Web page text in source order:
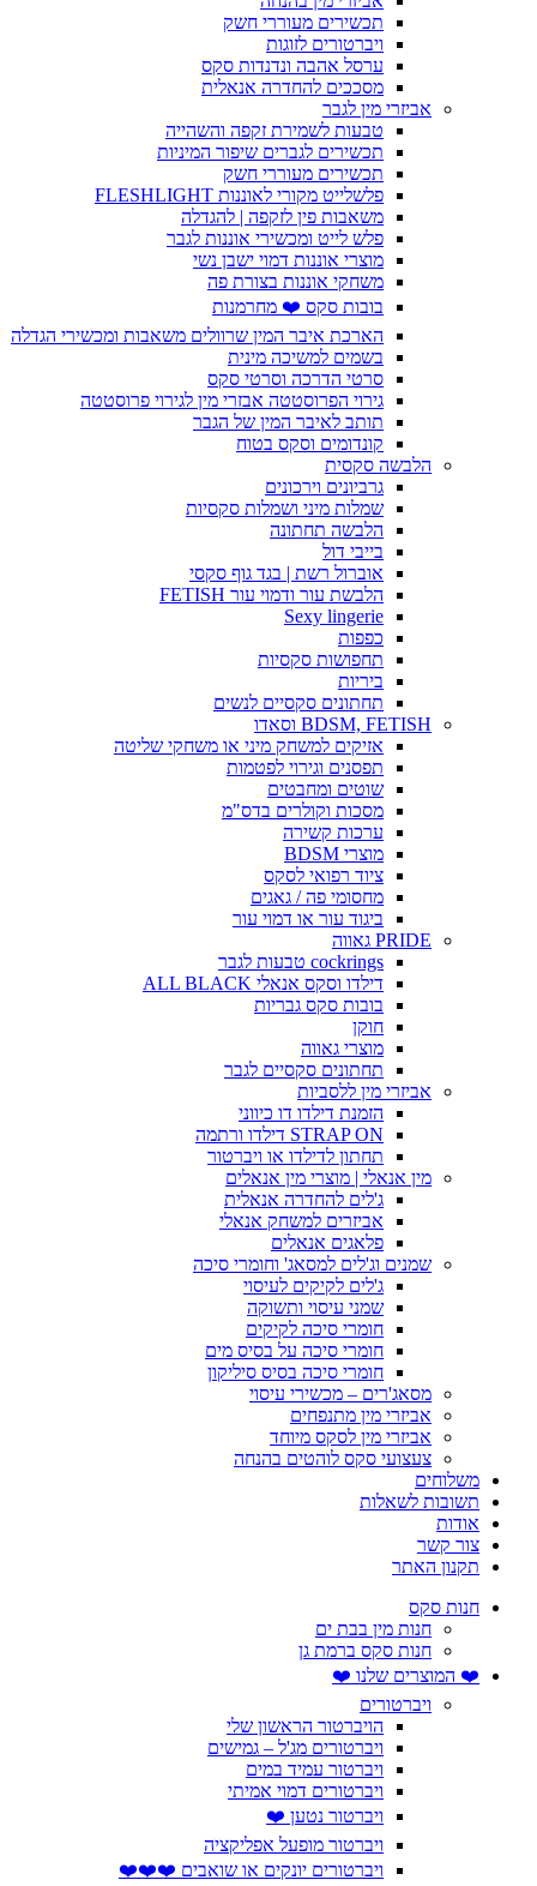
תכשירים מעוררי חשק
ויברטורים לזוגות
ערסל אהבה ונדנדות סקס
מסככים להחדרה אנאלית
אביזרי מין לגבר
טבעות לשמירת זקפה והשהייה
תכשירים לגברים שיפור המיניות
תכשירים מעוררי חשק
פלשלייט מקורי לאוננות FLESHLIGHT
משאבות פין לזקפה | להגדלה
פלש לייט ומכשירי אוננות לגבר
מוצרי אוננות דמוי ישבן נשי
משחקי אוננות בצורת פה
בובות סקס ❤️ מחרמנות
הארכת איבר המין שרוולים משאבות ומכשירי הגדלה
בשמים למשיכה מינית
סרטי הדרכה וסרטי סקס
גירוי הפרוסטטה אבזרי מין לגירוי פרוסטטה
תותב לאיבר המין של הגבר
קונדומים וסקס בטוח
הלבשה סקסית
גרביונים וירכונים
שמלות מיני ושמלות סקסיות
הלבשה תחתונה
בייבי דול
אוברול רשת | בגד גוף סקסי
הלבשת עור ודמוי עור FETISH
Sexy lingerie
כפפות
תחפושות סקסיות
ביריות
תחתונים סקסיים לנשים
BDSM, FETISH וסאדו
אזיקים למשחק מיני או משחקי שליטה
תפסנים וגירוי לפטמות
שוטים ומחבטים
מסכות וקולרים בדס"מ
ערכות קשירה
מוצרי BDSM
ציוד רפואי לסקס
מחסומי פה / גאגים
ביגוד עור או דמוי עור
PRIDE גאווה
cockrings טבעות לגבר
דילדו וסקס אנאלי ALL BLACK
בובות סקס גבריות
חוקן
מוצרי גאווה
תחתונים סקסיים לגבר
אביזרי מין ללסביות
הזמנת דילדו דו כיווני
STRAP ON דילדו ורתמה
תחתון לדילדו או ויברטור
מין אנאלי | מוצרי מין אנאלים
ג'לים להחדרה אנאלית
אביזרים למשחק אנאלי
פלאגים אנאלים
שמנים וג'לים למסאג' וחומרי סיכה
ג'לים לקיקים לעיסוי
שמני עיסוי ותשוקה
חומרי סיכה לקיקים
חומרי סיכה על בסיס מים
חומרי סיכה בסיס סיליקון
מסאג'רים – מכשירי עיסוי
אביזרי מין מתנפחים
אביזרי מין לסקס מיוחד
צעצועי סקס לוהטים בהנחה
משלוחים
תשובות לשאלות
אודות
צור קשר
תקנון האתר
חנות סקס
חנות מין בבת ים
חנות סקס ברמת גן
❤️ המוצרים שלנו ❤️
ויברטורים
הויברטור הראשון שלי
ויברטורים מג'ל – גמישים
ויברטור עמיד במים
ויברטורים דמוי אמיתי
ויברטור נטען ❤️
ויברטור מופעל אפליקציה
ויברטורים יונקים או שואבים ❤️❤️❤️